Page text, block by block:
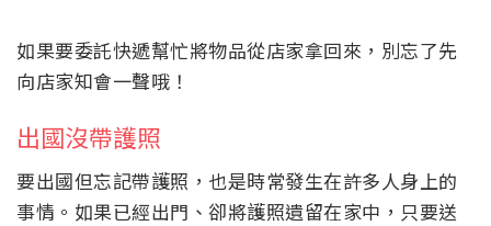
如果要委託快遞幫忙將物品從店家拿回來，別忘了先
向店家知會一聲哦！
出國沒帶護照
要出國但忘記帶護照，也是時常發生在許多人身上的
事情。如果已經出門、卻將護照遺留在家中，只要送